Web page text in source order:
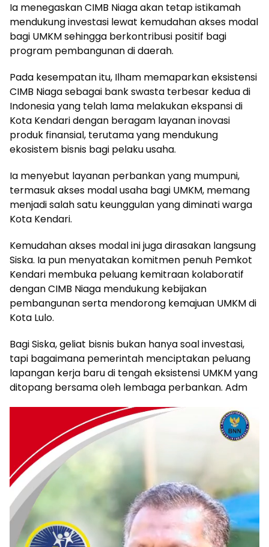
Ia menegaskan CIMB Niaga akan tetap istikamah
mendukung investasi lewat kemudahan akses modal
bagi UMKM sehingga berkontribusi positif bagi
program pembangunan di daerah.
Pada kesempatan itu, Ilham memaparkan eksistensi
CIMB Niaga sebagai bank swasta terbesar kedua di
Indonesia yang telah lama melakukan ekspansi di
Kota Kendari dengan beragam layanan inovasi
produk finansial, terutama yang mendukung
ekosistem bisnis bagi pelaku usaha.
Ia menyebut layanan perbankan yang mumpuni,
termasuk akses modal usaha bagi UMKM, memang
menjadi salah satu keunggulan yang diminati warga
Kota Kendari.
Kemudahan akses modal ini juga dirasakan langsung
Siska. Ia pun menyatakan komitmen penuh Pemkot
Kendari membuka peluang kemitraan kolaboratif
dengan CIMB Niaga mendukung kebijakan
pembangunan serta mendorong kemajuan UMKM di
Kota Lulo.
Bagi Siska, geliat bisnis bukan hanya soal investasi,
tapi bagaimana pemerintah menciptakan peluang
lapangan kerja baru di tengah eksistensi UMKM yang
ditopang bersama oleh lembaga perbankan. Adm